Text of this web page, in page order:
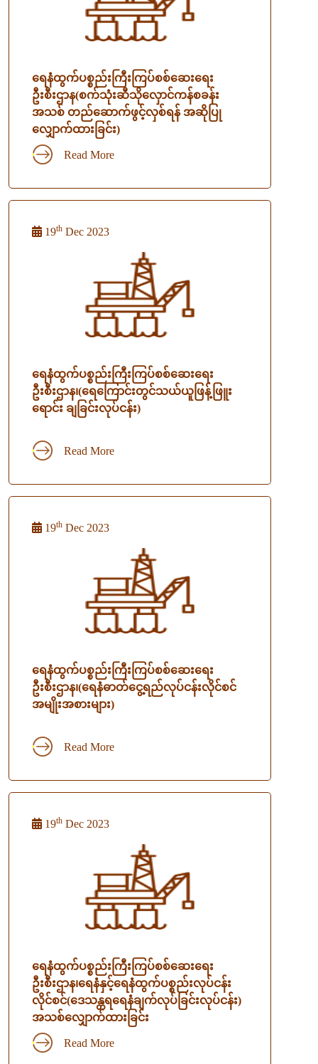
ရေနံထွက်ပစ္စည်းကြီးကြပ်စစ်ဆေးရေး
ဦးစီးဌာန(စက်သုံးဆီသိုလှောင်ကန်စခန်း
အသစ် တည်ဆောက်ဖွင့်လှစ်ရန် အဆိုပြု
လျှောက်ထားခြင်း)
Read More
19th Dec 2023
ရေနံထွက်ပစ္စည်းကြီးကြပ်စစ်ဆေးရေး
ဦးစီးဌာန၊(ရေကြောင်းတွင်သယ်ယူဖြန့်ဖြူး
ရောင်း ချခြင်းလုပ်ငန်း)
Read More
19th Dec 2023
ရေနံထွက်ပစ္စည်းကြီးကြပ်စစ်ဆေးရေး
ဦးစီးဌာန၊(ရေနံဓာတ်ငွေ့ရည်လုပ်ငန်းလိုင်စင်
အမျိုးအစားများ)
Read More
19th Dec 2023
ရေနံထွက်ပစ္စည်းကြီးကြပ်စစ်ဆေးရေး
ဦးစီးဌာန၊ရေနံနှင့်ရေနံထွက်ပစ္စည်းလုပ်ငန်း
လိုင်စင်(ဒေသန္တရရေနံချက်လုပ်ခြင်းလုပ်ငန်း)
အသစ်လျှောက်ထားခြင်း
Read More